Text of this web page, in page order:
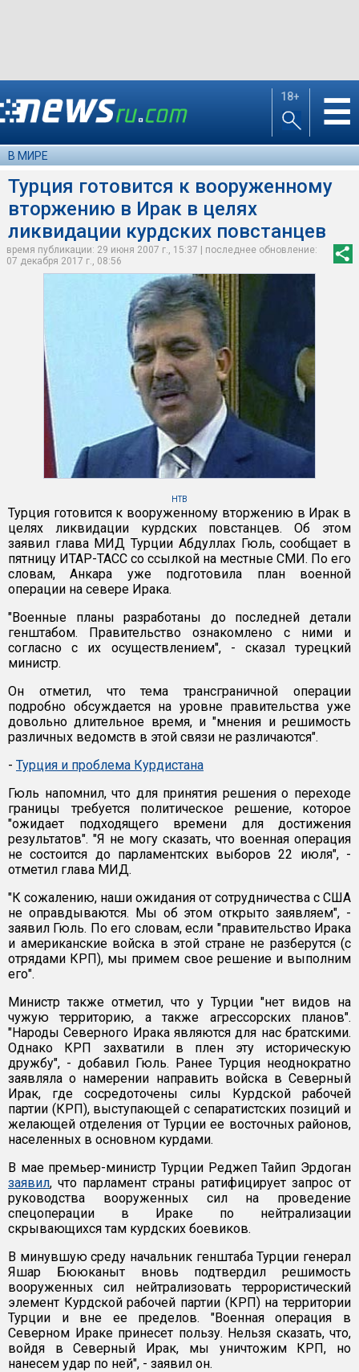
18+ ☰
В МИРЕ
Турция готовится к вооруженному
вторжению в Ирак в целях
ликвидации курдских повстанцев
время публикации: 29 июня 2007 г., 15:37 | последнее обновление:
07 декабря 2017 г., 08:56
НТВ
Турция готовится к вооруженному вторжению в Ирак в
целях ликвидации курдских повстанцев. Об этом
заявил глава МИД Турции Абдуллах Гюль, сообщает в
пятницу ИТАР-ТАСС со ссылкой на местные СМИ. По его
словам, Анкара уже подготовила план военной
операции на севере Ирака.
"Военные планы разработаны до последней детали
генштабом. Правительство ознакомлено с ними и
согласно с их осуществлением", - сказал турецкий
министр.
Он отметил, что тема трансграничной операции
подробно обсуждается на уровне правительства уже
довольно длительное время, и "мнения и решимость
различных ведомств в этой связи не различаются".
- Турция и проблема Курдистана
Гюль напомнил, что для принятия решения о переходе
границы требуется политическое решение, которое
"ожидает подходящего времени для достижения
результатов". "Я не могу сказать, что военная операция
не состоится до парламентских выборов 22 июля", -
отметил глава МИД.
"К сожалению, наши ожидания от сотрудничества с США
не оправдываются. Мы об этом открыто заявляем", -
заявил Гюль. По его словам, если "правительство Ирака
и американские войска в этой стране не разберутся (с
отрядами КРП), мы примем свое решение и выполним
его".
Министр также отметил, что у Турции "нет видов на
чужую территорию, а также агрессорских планов".
"Народы Северного Ирака являются для нас братскими.
Однако КРП захватили в плен эту историческую
дружбу", - добавил Гюль. Ранее Турция неоднократно
заявляла о намерении направить войска в Северный
Ирак, где сосредоточены силы Курдской рабочей
партии (КРП), выступающей с сепаратистских позиций и
желающей отделения от Турции ее восточных районов,
населенных в основном курдами.
В мае премьер-министр Турции Реджеп Тайип Эрдоган
заявил, что парламент страны ратифицирует запрос от
руководства вооруженных сил на проведение
спецоперации в Ираке по нейтрализации
скрывающихся там курдских боевиков.
В минувшую среду начальник генштаба Турции генерал
Яшар Бююканыт вновь подтвердил решимость
вооруженных сил нейтрализовать террористический
элемент Курдской рабочей партии (КРП) на территории
Турции и вне ее пределов. "Военная операция в
Северном Ираке принесет пользу. Нельзя сказать, что,
войдя в Северный Ирак, мы уничтожим КРП, но
нанесем удар по ней", - заявил он.